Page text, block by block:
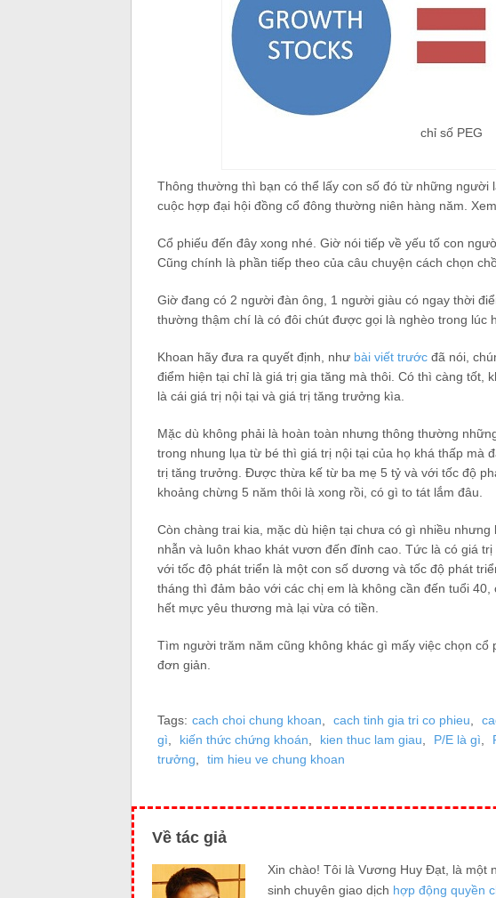
chỉ số PEG
Thông thường thì bạn có thể lấy con số đó từ những người
cuộc hợp đại hội đồng cổ đông thường niên hàng năm.
Cổ phiếu đến đây xong nhé. Giờ nói tiếp về yếu tố con
Cũng chính là phần tiếp theo của câu chuyện cách chọn
Giờ đang có 2 người đàn ông, 1 người giàu có ngay thời
thường thậm chí là có đôi chút được gọi là nghèo trong lúc
Khoan hãy đưa ra quyết định, như bài viết trướcđã nói,
điểm hiện tại chỉ là giá trị gia tăng mà thôi. Có thì càng tốt,
là cái giá trị nội tại và giá trị tăng trưởng kìa.
Mặc dù không phải là hoàn toàn nhưng thông thường
trong nhung lụa từ bé thì giá trị nội tại của họ khá thấp mà
trị tăng trưởng. Được thừa kế từ ba mẹ 5 tỷ và với tốc độ
khoảng chừng 5 năm thôi là xong rồi, có gì to tát lắm đâu.
Còn chàng trai kia, mặc dù hiện tại chưa có gì nhiều
nhẫn và luôn khao khát vươn đến đỉnh cao. Tức là có giá
với tốc độ phát triển là một con số dương và tốc độ phát
tháng thì đảm bảo với các chị em là không cần đến tuổi
hết mực yêu thương mà lại vừa có tiền.
Tìm người trăm năm cũng không khác gì mấy việc chọn cổ
đơn giản.
Tags: cach choi chung khoan cach tinh gia tri co phieu
gì
kiến thức chứng khoán kien thuc lam giau P/E là gì
trưởng
tim hieu ve chung khoan
Về tác giả
Xin chào! Tôi là Vương Huy Đạt, là một
sinh chuyên giao dịch hợp động quyền